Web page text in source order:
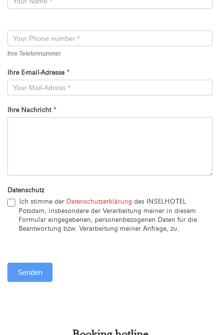
-
Ihre Telefonnummer
Ihre E-mail-Adresse *
Ihre Nachricht *
Datenschutz
Ich stimme der Datenschutzerklärung des INSELHOTEL
Potsdam, insbesondere der Verarbeitung meiner in diesem
Formular eingegebenen, personenbezogenen Daten für die
Beantwortung bzw. Verarbeitung meiner Anfrage, zu.
Senden